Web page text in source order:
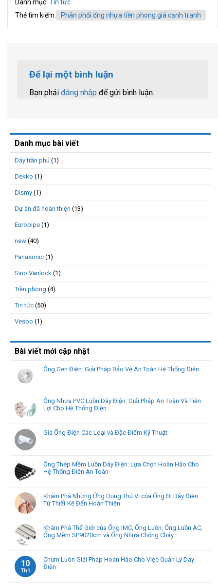
Danh mục: Tin tức
Thẻ tìm kiếm:
Phân phối ống nhựa tiền phong giá cạnh tranh
Để lại một bình luận
Bạn phải đăng nhập để gửi bình luận.
Danh mục bài viết
Dây trần phú (1)
Dekko (1)
Dismy (1)
Dự án đã hoàn thiện (13)
Europipe (1)
new (40)
Panasonic (1)
Sino Vanlock (1)
Tiền phong (4)
Tin tức (50)
Vesbo (1)
Bài viết mới cập nhật
Ống Gen Điện: Giải Pháp Bảo Vệ An Toàn Hệ Thống Điện
Ống Nhựa PVC Luồn Dây Điện: Giải Pháp An Toàn Và Tiện
Lợi Cho Hệ Thống Điện
Giá Ống Điện Các Loại và Đặc Điểm Kỹ Thuật
Ống Thép Mềm Luồn Dây Điện: Lựa Chọn Hoàn Hảo Cho
Hệ Thống Điện An Toàn
Khám Phá Những Ứng Dụng Thú Vị của Ống Đi Dây Điện –
Từ Thiết Kế Đến Hoàn Thiện
Khám Phá Thế Giới của Ống IMC, Ống Luồn, Ống Luồn AC,
Ống Mềm SP9020cm và Ống Nhựa Chống Cháy
10
Th1
Chum Luôn Giải Pháp Hoàn Hảo Cho Việc Quản Lý Dây
Điện